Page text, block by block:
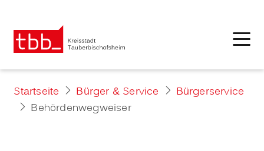
Startseite Bürger & Service
Bürgerservice
Behördenwegweiser